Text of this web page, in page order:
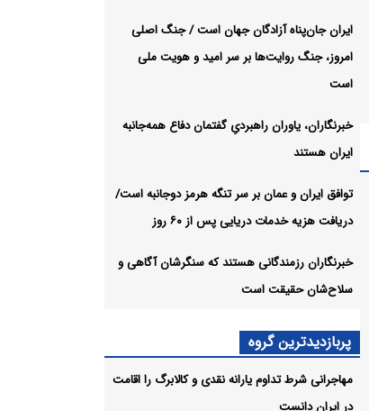
ایران جان‌پناه آزادگان جهان است / جنگ اصلی
امروز، جنگ روایت‌ها بر سر امید و هویت ملی
است
خبرنگاران، یاوران راهبردیِ گفتمان دفاع همه‌جانبه
ایران هستند
توافق ایران و عمان بر سر تنگه هرمز دوجانبه است/
دریافت هزیه خدمات دریایی پس از ۶۰ روز
خبرنگاران رزمندگانی هستند که سنگرشان آگاهی و
سلاح‌شان حقیقت است
پربازدیدترین گروه
مهاجرانی شرط تداوم یارانه نقدی و کالابرگ را اقامت
در ایران دانست